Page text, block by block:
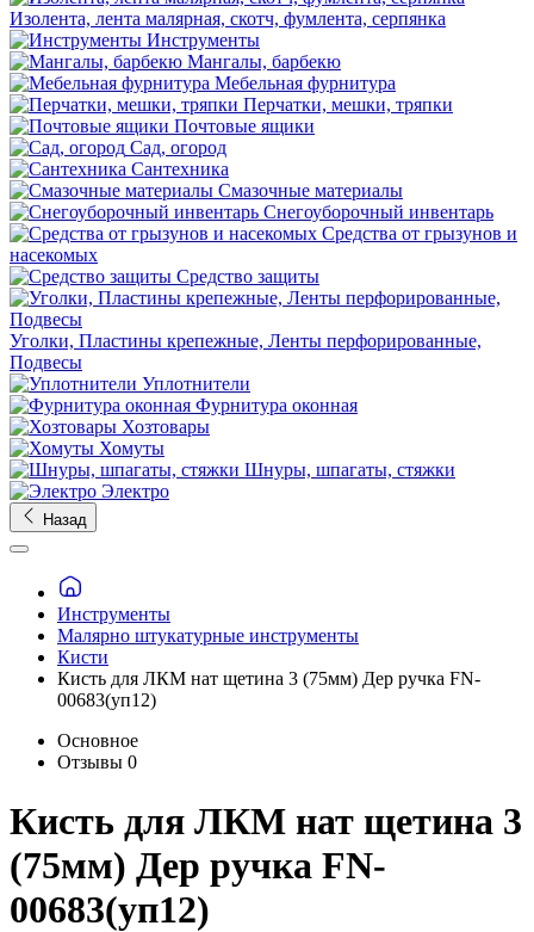
Изолента, лента малярная, скотч, фумлента, серпянка
Инструменты
Мангалы, барбекю
Мебельная фурнитура
Перчатки, мешки, тряпки
Почтовые ящики
Сад, огород
Сантехника
Смазочные материалы
Снегоуборочный инвентарь
Средства от грызунов и
насекомых
Средство защиты
Уголки, Пластины крепежные, Ленты перфорированные,
Подвесы
Уплотнители
Фурнитура оконная
Хозтовары
Хомуты
Шнуры, шпагаты, стяжки
Электро
Назад
Инструменты
Малярно штукатурные инструменты
Кисти
Кисть для ЛКМ нат щетина 3 (75мм) Дер ручка FN-
00683(уп12)
Основное
Отзывы 0
Кисть для ЛКМ нат щетина 3
(75мм) Дер ручка FN-
00683(уп12)